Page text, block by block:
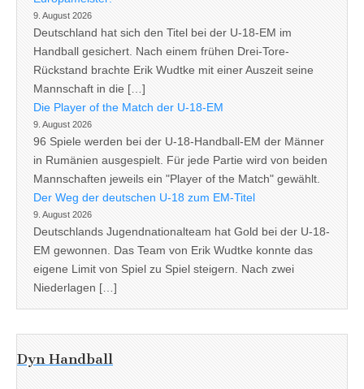
9. August 2026
Deutschland hat sich den Titel bei der U-18-EM im
Handball gesichert. Nach einem frühen Drei-Tore-
Rückstand brachte Erik Wudtke mit einer Auszeit seine
Mannschaft in die […]
Die Player of the Match der U-18-EM
9. August 2026
96 Spiele werden bei der U-18-Handball-EM der Männer
in Rumänien ausgespielt. Für jede Partie wird von beiden
Mannschaften jeweils ein "Player of the Match" gewählt.
Der Weg der deutschen U-18 zum EM-Titel
9. August 2026
Deutschlands Jugendnationalteam hat Gold bei der U-18-
EM gewonnen. Das Team von Erik Wudtke konnte das
eigene Limit von Spiel zu Spiel steigern. Nach zwei
Niederlagen […]
Dyn Handball